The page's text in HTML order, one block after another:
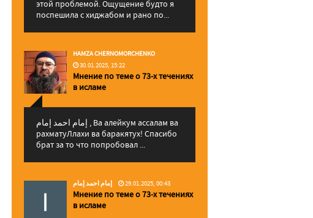
этой проблемой. Ощущение будто я
поспешила с хиджабом и рано по...
HAMZA CHERNOMORCHENKO
30.01.2025, 15:22
Мнение по теме о 73-х течениях
в исламе
إمام احمد إمام , Ва алейкум ассалам ва
рахматуЛлахи ва баракятух! Спасибо
брат за то что попробовал ...
إمام احمد إمام 29.01.2025, 00:43
Мнение по теме о 73-х течениях
в исламе